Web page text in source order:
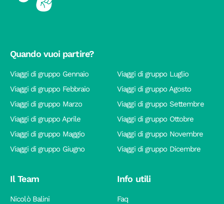
Quando vuoi partire?
Viaggi di gruppo Gennaio
Viaggi di gruppo Febbraio
Viaggi di gruppo Marzo
Viaggi di gruppo Aprile
Viaggi di gruppo Maggio
Viaggi di gruppo Giugno
Viaggi di gruppo Luglio
Viaggi di gruppo Agosto
Viaggi di gruppo Settembre
Viaggi di gruppo Ottobre
Viaggi di gruppo Novembre
Viaggi di gruppo Dicembre
Il Team
Nicolò Balini
Info utili
Faq